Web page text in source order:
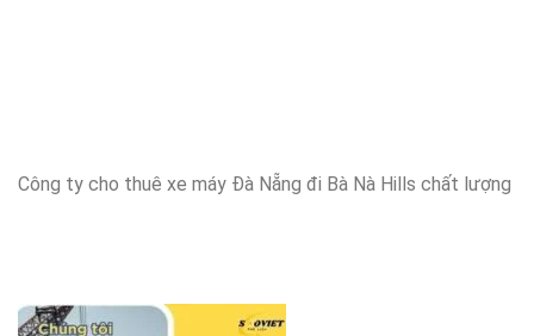
Công ty cho thuê xe máy Đà Nẵng đi Bà Nà Hills chất lượng